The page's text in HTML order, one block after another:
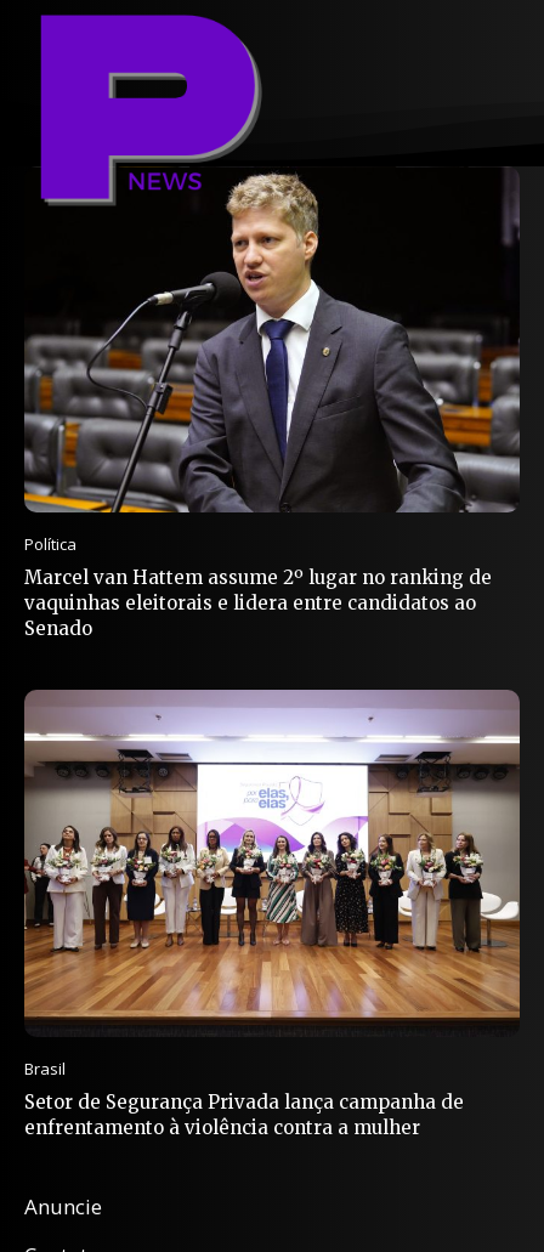
Política
Marcel van Hattem assume 2º lugar no ranking de
vaquinhas eleitorais e lidera entre candidatos ao
Senado
Brasil
Setor de Segurança Privada lança campanha de
enfrentamento à violência contra a mulher
Anuncie